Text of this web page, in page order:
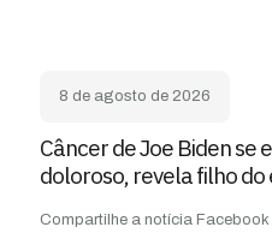
8 de agosto de 2026
Câncer de Joe Biden se
doloroso, revela filho do
Compartilhe a notícia